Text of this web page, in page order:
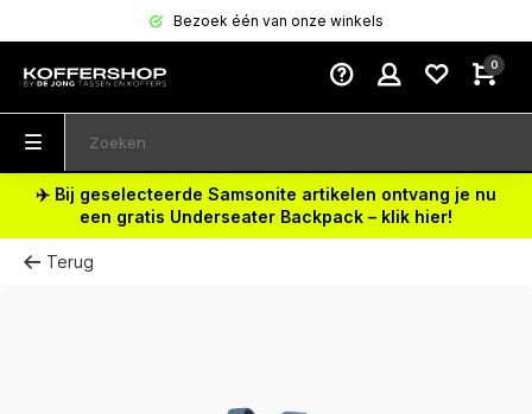
Bezoek één van onze winkels
0
✈️ Bij geselecteerde Samsonite artikelen ontvang je nu
een gratis Underseater Backpack – klik hier!
Terug